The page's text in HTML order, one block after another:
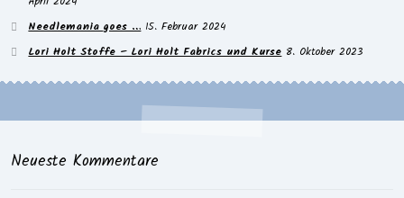
Needlemania goes … 15. Februar 2024
Lori Holt Stoffe – Lori Holt Fabrics und Kurse 8. Oktober 2023
Neueste Kommentare